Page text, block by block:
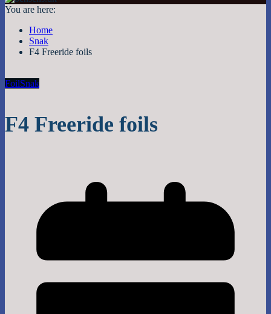
You are here:
Home
Snak
F4 Freeride foils
FoilSnak
F4 Freeride foils